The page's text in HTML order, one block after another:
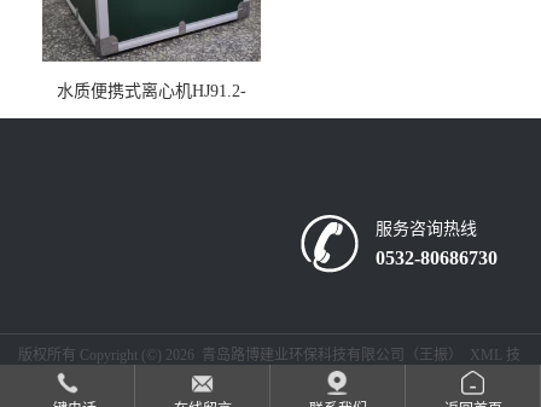
水质便携式离心机HJ91.2-
2022地表水总磷监测内置有
服务咨询热线
0532-80686730
版权所有 Copyright (©) 2026 青岛路博建业环保科技有限公司（王振） XML
技
术支持：
食品商务网